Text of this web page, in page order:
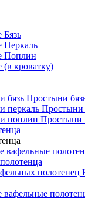
Бязь
Перкаль
Поплин
(в кроватку)
Простыни
Простыни
Простыни